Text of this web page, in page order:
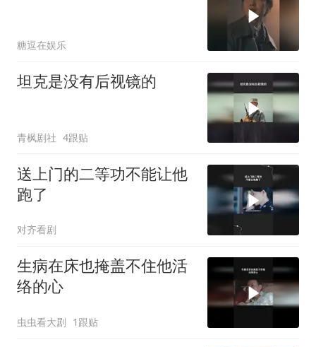
糖逗在娱乐
坦克是没有后视镜的
青枫剧社 4跟贴
送上门的二等功不能让他
跑了
对齐看剧
生病在床也掩盖不住他活
络的心
虫虫看大剧 1跟贴